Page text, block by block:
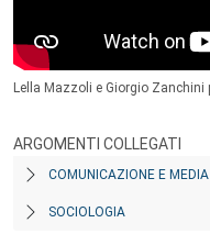
Lella Mazzoli e Giorgio Zanchini
ARGOMENTI COLLEGATI
COMUNICAZIONE E MEDIA
SOCIOLOGIA